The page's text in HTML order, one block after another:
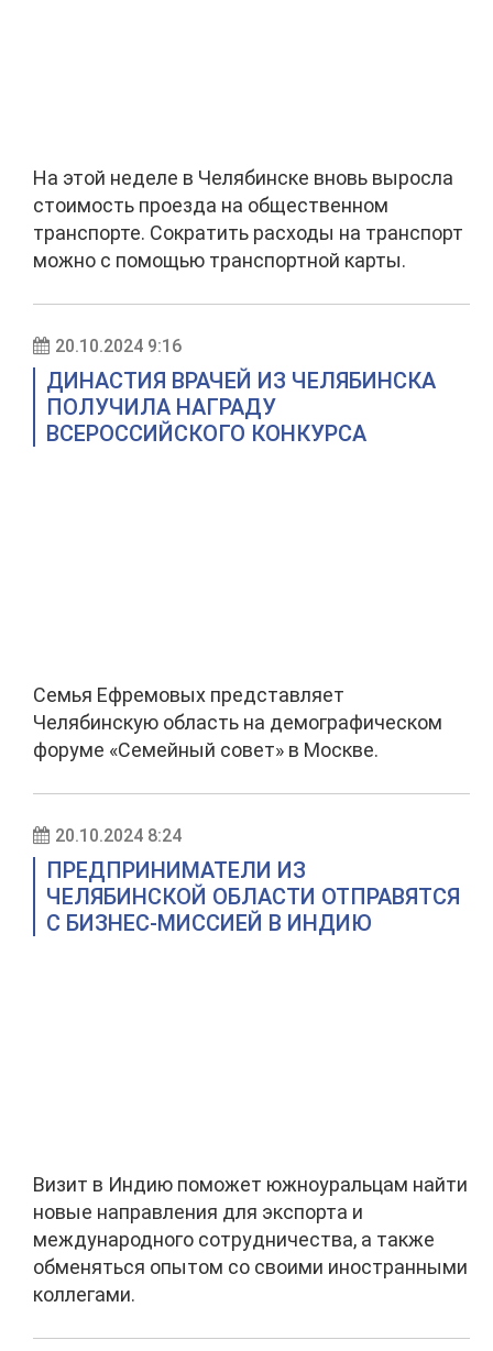
На этой неделе в Челябинске вновь выросла
стоимость проезда на общественном
транспорте. Сократить расходы на транспорт
можно с помощью транспортной карты.
20.10.2024 9:16
ДИНАСТИЯ ВРАЧЕЙ ИЗ ЧЕЛЯБИНСКА
ПОЛУЧИЛА НАГРАДУ
ВСЕРОССИЙСКОГО КОНКУРСА
Семья Ефремовых представляет
Челябинскую область на демографическом
форуме «Семейный совет» в Москве.
20.10.2024 8:24
ПРЕДПРИНИМАТЕЛИ ИЗ
ЧЕЛЯБИНСКОЙ ОБЛАСТИ ОТПРАВЯТСЯ
С БИЗНЕС-МИССИЕЙ В ИНДИЮ
Визит в Индию поможет южноуральцам найти
новые направления для экспорта и
международного сотрудничества, а также
обменяться опытом со своими иностранными
коллегами.